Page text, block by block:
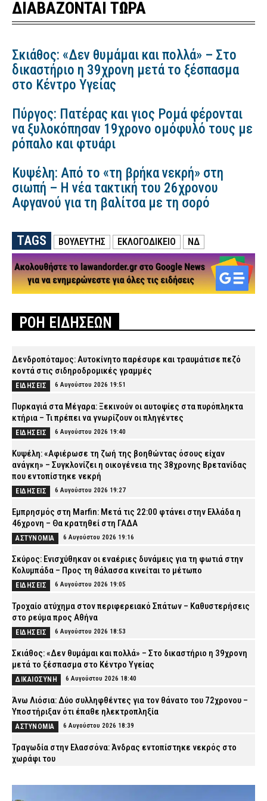
ΔΙΑΒΑΖΟΝΤΑΙ ΤΩΡΑ
Σκιάθος: «Δεν θυμάμαι και πολλά» – Στο
δικαστήριο η 39χρονη μετά το ξέσπασμα
στο Κέντρο Υγείας
Πύργος: Πατέρας και γιος Ρομά φέρονται
να ξυλοκόπησαν 19χρονο ομόφυλό τους με
ρόπαλο και φτυάρι
Κυψέλη: Από το «τη βρήκα νεκρή» στη
σιωπή – Η νέα τακτική του 26χρονου
Αφγανού για τη βαλίτσα με τη σορό
TAGS ΒΟΥΛΕΥΤΗΣ ΕΚΛΟΓΟΔΙΚΕΙΟ ΝΔ
ΡΟΗ ΕΙΔΗΣΕΩΝ
Δενδροπόταμος: Αυτοκίνητο παρέσυρε και τραυμάτισε πεζό
κοντά στις σιδηροδρομικές γραμμές
ΕΙΔΗΣΕΙΣ 6 Αυγούστου 2026 19:51
Πυρκαγιά στα Μέγαρα: Ξεκινούν οι αυτοψίες στα πυρόπληκτα
κτήρια – Τι πρέπει να γνωρίζουν οι πληγέντες
ΕΙΔΗΣΕΙΣ 6 Αυγούστου 2026 19:40
Κυψέλη: «Αφιέρωσε τη ζωή της βοηθώντας όσους είχαν
ανάγκη» – Συγκλονίζει η οικογένεια της 38χρονης Βρετανίδας
που εντοπίστηκε νεκρή
ΕΙΔΗΣΕΙΣ 6 Αυγούστου 2026 19:27
Εμπρησμός στη Marfin: Μετά τις 22:00 φτάνει στην Ελλάδα η
46χρονη – Θα κρατηθεί στη ΓΑΔΑ
ΑΣΤΥΝΟΜΙΑ 6 Αυγούστου 2026 19:16
Σκύρος: Ενισχύθηκαν οι εναέριες δυνάμεις για τη φωτιά στην
Κολυμπάδα – Προς τη θάλασσα κινείται το μέτωπο
ΕΙΔΗΣΕΙΣ 6 Αυγούστου 2026 19:05
Τροχαίο ατύχημα στον περιφερειακό Σπάτων – Καθυστερήσεις
στο ρεύμα προς Αθήνα
ΕΙΔΗΣΕΙΣ 6 Αυγούστου 2026 18:53
Σκιάθος: «Δεν θυμάμαι και πολλά» – Στο δικαστήριο η 39χρονη
μετά το ξέσπασμα στο Κέντρο Υγείας
ΔΙΚΑΙΟΣΥΝΗ 6 Αυγούστου 2026 18:40
Άνω Λιόσια: Δύο συλληφθέντες για τον θάνατο του 72χρονου –
Υποστήριξαν ότι έπαθε ηλεκτροπληξία
ΑΣΤΥΝΟΜΙΑ 6 Αυγούστου 2026 18:39
Τραγωδία στην Ελασσόνα: Άνδρας εντοπίστηκε νεκρός στο
χωράφι του